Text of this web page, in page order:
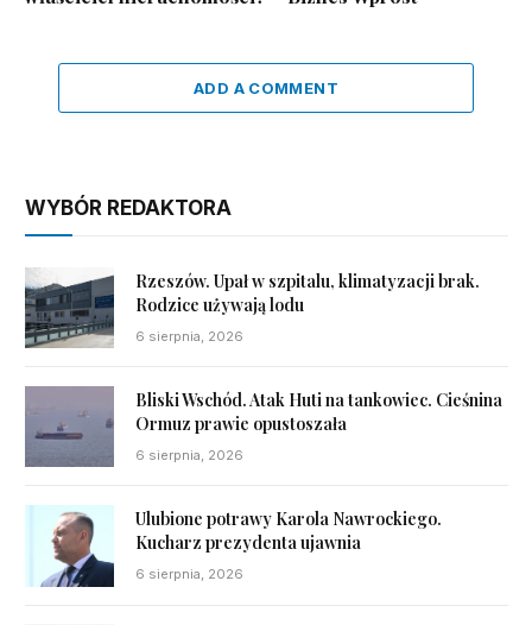
ADD A COMMENT
WYBÓR REDAKTORA
Rzeszów. Upał w szpitalu, klimatyzacji brak.
Rodzice używają lodu
6 sierpnia, 2026
Bliski Wschód. Atak Huti na tankowiec. Cieśnina
Ormuz prawie opustoszała
6 sierpnia, 2026
Ulubione potrawy Karola Nawrockiego.
Kucharz prezydenta ujawnia
6 sierpnia, 2026